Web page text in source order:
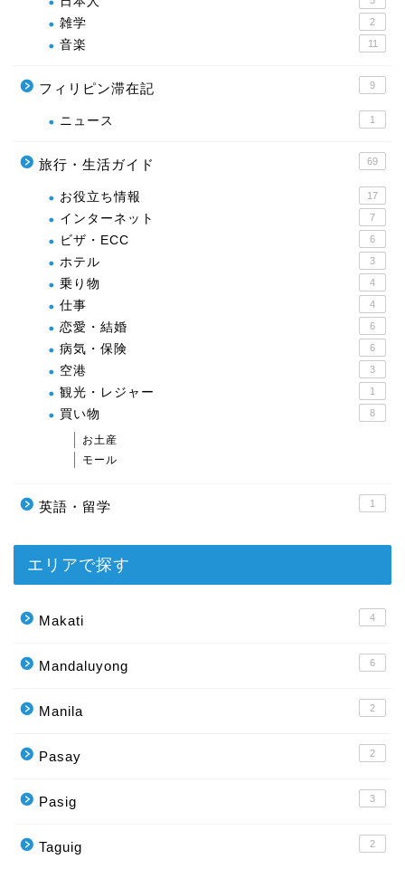
雑学 2
音楽 11
フィリピン滞在記 9
ニュース 1
旅行・生活ガイド 69
お役立ち情報 17
インターネット 7
ビザ・ECC 6
ホテル 3
乗り物 4
仕事 4
恋愛・結婚 6
病気・保険 6
空港 3
観光・レジャー 1
買い物 8
お土産
モール
英語・留学 1
エリアで探す
Makati 4
Mandaluyong 6
Manila 2
Pasay 2
Pasig 3
Taguig 2